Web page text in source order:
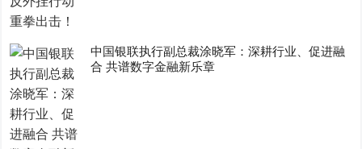
中国银联执行副总裁涂晓军：深耕行业、促进融
合 共谱数字金融新乐章